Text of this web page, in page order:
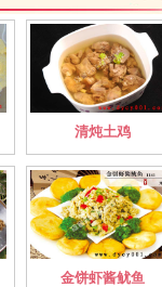
文环路（环卫路）
向阳街
云门山路
辣椒炒肉金辰路店
蓝海新悦大饭店
蓝海大饭店（广饶）
梁山寨斗鸡特味馆
两义轩
清炖土鸡
金饼虾酱鱿鱼